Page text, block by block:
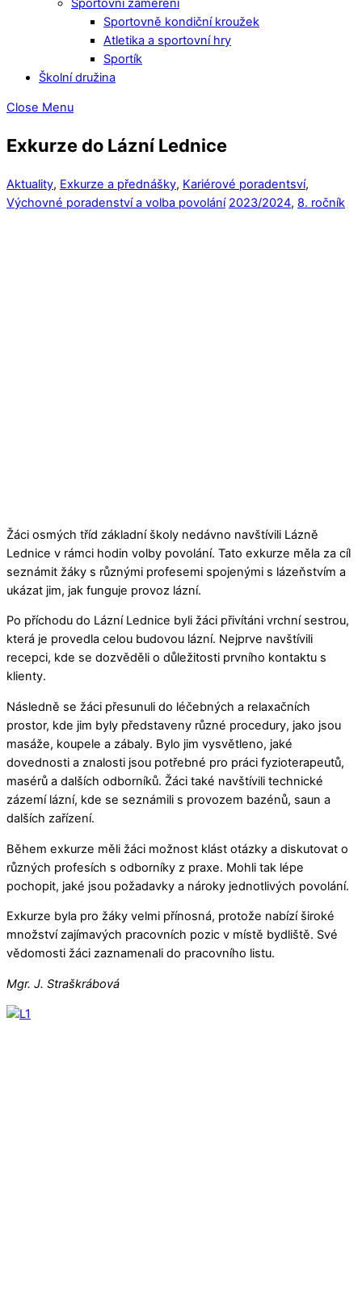
Sportovně kondiční kroužek
Atletika a sportovní hry
Sportík
Školní družina
Close Menu
Exkurze do Lázní Lednice
Aktuality, Exkurze a přednášky, Kariérové poradentsví,
Výchovné poradenství a volba povolání 2023/2024, 8. ročník
Žáci osmých tříd základní školy nedávno navštívili Lázně
Lednice v rámci hodin volby povolání. Tato exkurze měla za cíl
seznámit žáky s různými profesemi spojenými s lázeňstvím a
ukázat jim, jak funguje provoz lázní.
Po příchodu do Lázní Lednice byli žáci přivítáni vrchní sestrou,
která je provedla celou budovou lázní. Nejprve navštívili
recepci, kde se dozvěděli o důležitosti prvního kontaktu s
klienty.
Následně se žáci přesunuli do léčebných a relaxačních
prostor, kde jim byly představeny různé procedury, jako jsou
masáže, koupele a zábaly. Bylo jim vysvětleno, jaké
dovednosti a znalosti jsou potřebné pro práci fyzioterapeutů,
masérů a dalších odborníků. Žáci také navštívili technické
zázemí lázní, kde se seznámili s provozem bazénů, saun a
dalších zařízení.
Během exkurze měli žáci možnost klást otázky a diskutovat o
různých profesích s odborníky z praxe. Mohli tak lépe
pochopit, jaké jsou požadavky a nároky jednotlivých povolání.
Exkurze byla pro žáky velmi přínosná, protože nabízí široké
množství zajímavých pracovních pozic v místě bydliště. Své
vědomosti žáci zaznamenali do pracovního listu.
Mgr. J. Straškrábová